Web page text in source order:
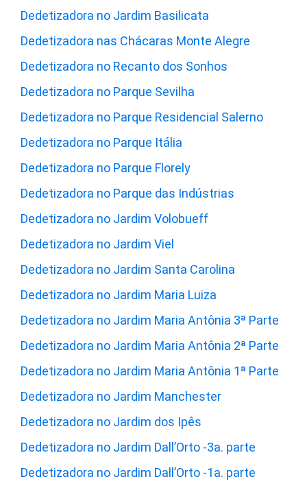
Dedetizadora no Jardim Basilicata
Dedetizadora nas Chácaras Monte Alegre
Dedetizadora no Recanto dos Sonhos
Dedetizadora no Parque Sevilha
Dedetizadora no Parque Residencial Salerno
Dedetizadora no Parque Itália
Dedetizadora no Parque Florely
Dedetizadora no Parque das Indústrias
Dedetizadora no Jardim Volobueff
Dedetizadora no Jardim Viel
Dedetizadora no Jardim Santa Carolina
Dedetizadora no Jardim Maria Luiza
Dedetizadora no Jardim Maria Antônia 3ª Parte
Dedetizadora no Jardim Maria Antônia 2ª Parte
Dedetizadora no Jardim Maria Antônia 1ª Parte
Dedetizadora no Jardim Manchester
Dedetizadora no Jardim dos Ipês
Dedetizadora no Jardim Dall’Orto -3a. parte
Dedetizadora no Jardim Dall’Orto -1a. parte